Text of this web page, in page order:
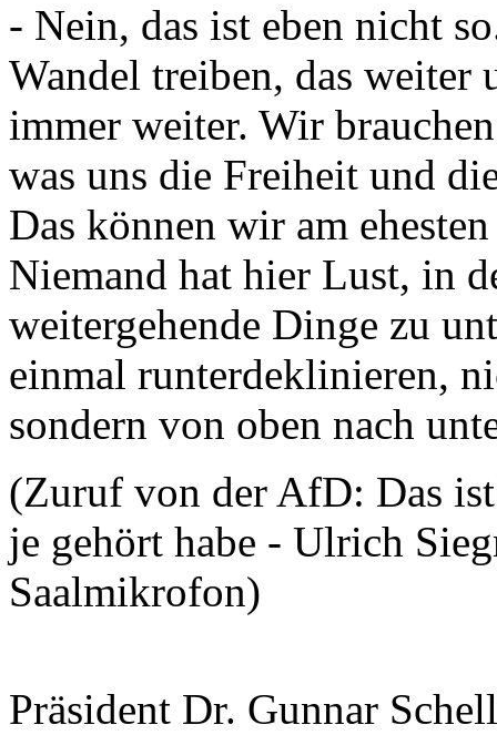
- Nein, das ist eben nicht
Wandel treiben, das weiter
immer weiter. Wir
was uns die Freiheit und
Das können wir am
Niemand hat hier Lust, in
weitergehende Dinge zu
einmal runterdeklinieren,
sondern von oben nach
(Zuruf von der AfD: Das
je gehört habe - Ulrich
Saalmikrofon)
Präsident Dr. Gunnar